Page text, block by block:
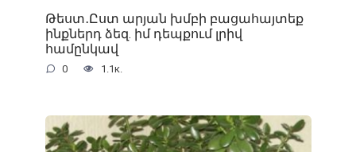
Թեստ․Ըստ արյան խմբի բացահայտեք
ինքներդ ձեզ. իմ դեպքում լրիվ
համընկավ
0 1.1к.